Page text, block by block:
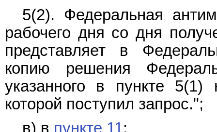
5(2). Федеральная
рабочего дня со дня
представляет в
копию решения
указанного в пункте
которой поступил запрос.";
в) в пункте 11: